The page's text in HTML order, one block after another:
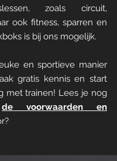
zoals circuit,
ook fitness, sparren en
is bij ons mogelijk.
en sportieve manier
gratis kennis en start
met trainen! Lees je nog
de voorwaarden en